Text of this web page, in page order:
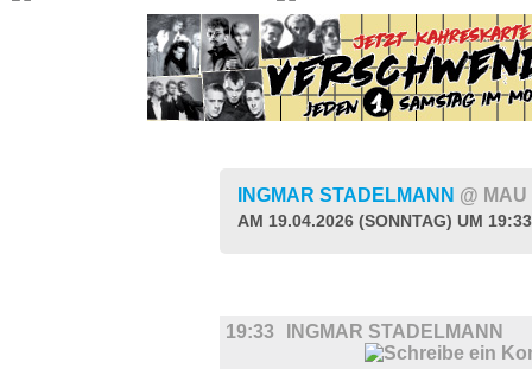
INGMAR STADELMANN @
AM 19.04.2026 (SONNTAG) UM
19:33 INGMAR STADELMANN